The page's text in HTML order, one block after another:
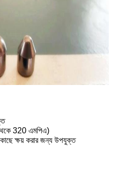
320 এমপিএ)
কাছে ক্ষয় করার জন্য উপযুক্ত